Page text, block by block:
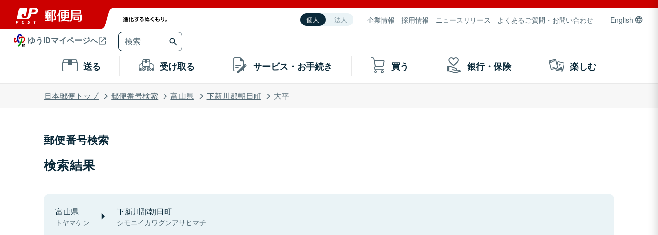
個人 法人 企業情報 採用情報 ニュースリリース よくあるご質問・お問い合わせ English
ゆうIDマイページへ
送る 受け取る サービス・お手続き 買う 銀行・保険 楽しむ
日本郵便トップ 郵便番号検索 富山県 下新川郡朝日町 大平
郵便番号検索
検索結果
富山県
トヤマケン
下新川郡朝日町
シモニイカワグンアサヒマチ